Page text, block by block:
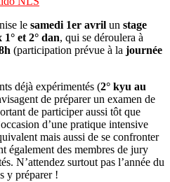
le samedi 1er avril un stage
et 2° dan, qui se déroulera à
(participation prévue à la journée
déjà expérimentés (2° kyu au
de préparer un examen de
de participer aussi tôt que
d’une pratique intensive
mais aussi de se confronter
également des membres de jury
N’attendez surtout pas l’année du
y préparer !